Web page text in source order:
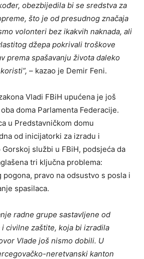
obezbijedila bi se sredstva za
što je od presudnog značaja
volonteri bez ikakvih naknada, ali
džepa pokrivali troškove
prema spašavanju života daleko
– kazao je Demir Feni.
Vladi FBiH upućena je još
doma Parlamenta Federacije.
u Predstavničkom domu
od inicijatorki za izradu i
službi u FBiH, podsjeća da
tri ključna problema:
pravo na odsustvo s posla i
spasilaca.
radne grupe sastavljene od
civilne zaštite, koja bi izradila
Vlade još nismo dobili. U
neretvanski kanton